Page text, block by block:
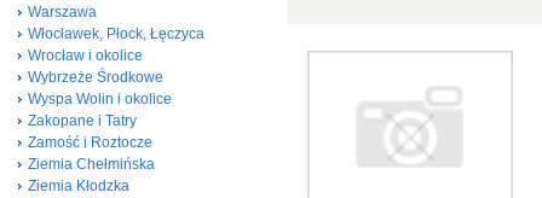
Warszawa
Włocławek, Płock, Łęczyca
Wrocław i okolice
Wybrzeże Środkowe
Wyspa Wolin i okolice
Zakopane i Tatry
Zamość i Roztocze
Ziemia Chełmińska
Ziemia Kłodzka